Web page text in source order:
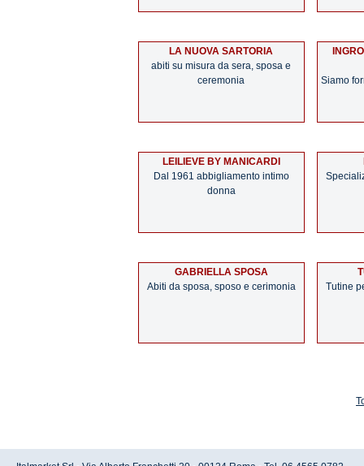
LA NUOVA SARTORIA
abiti su misura da sera, sposa e
ceremonia
Siamo
LEILIEVE BY MANICARDI
Dal 1961 abbigliamento intimo
donna
GABRIELLA SPOSA
Abiti da sposa, sposo e cerimonia
Tutine